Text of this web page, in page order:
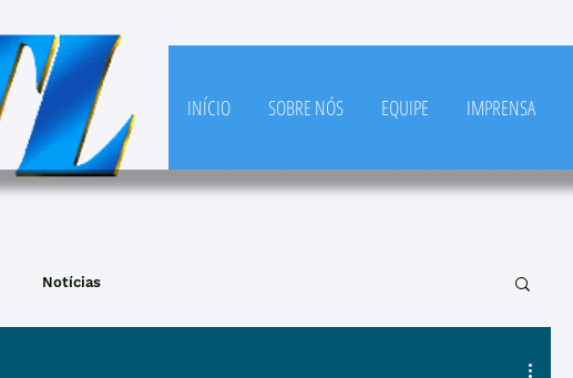
INÍCIO SOBRE NÓS EQUIPE IMPRENSA
Notícias